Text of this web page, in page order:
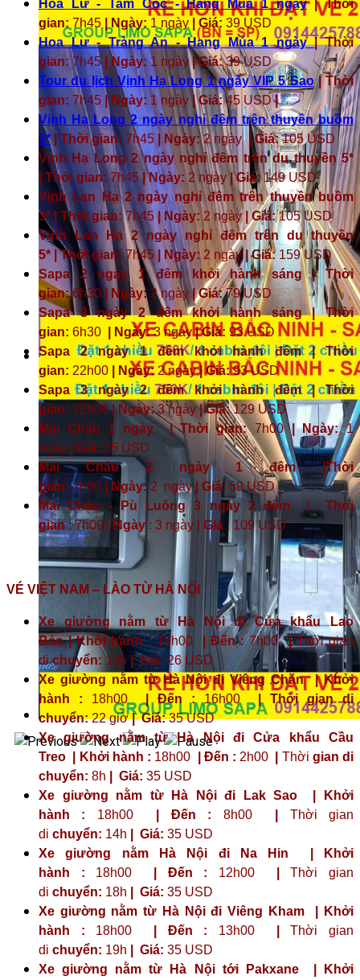
Hoa Lư - Tam Cốc - Hang Múa 1 ngày| Thời
gian: 7h45 | Ngày: 1 ngày | Giá: 39 USD
Hoa Lư - Tràng An - Hang Múa 1 ngày| Thời
gian:7h45 | Ngày:1 ngày| Giá:39 USD
Tour du lịch Vịnh Hạ Long 1 ngày VIP 5 Sao| Thời
gian: 7h45 | Ngày: 1 ngày | Giá:45 USD|
Vịnh Hạ Long 2 ngày nghỉ đêm trên thuyền buồm
3*| Thời gian: 7h45 | Ngày:2 ngày| Giá:105 USD
Vịnh Hạ Long 2 ngày nghỉ đêm trên du thuyền 5*
| Thời gian:7h45 | Ngày:2 ngày| Giá:149 USD
Vịnh Lan Hạ 2 ngày nghỉ đêm trên thuyền buồm
3* | Thời gian:7h45| Ngày:2 ngày| Giá:105 USD
Vịnh Lan Hạ 2 ngày nghỉ đêm trên du thuyền
5* | Thời gian:7h45| Ngày:2 ngày| Giá:159 USD
Sapa 2 ngày 1 đêm khởi hành sáng | Thời
gian:6h30 | Ngày: 2 ngày| Giá:79 USD
Sapa 3 ngày 2 đêm khởi hành sáng | Thời
gian: 6h30 | Ngày:3 ngày| Giá: 93 USD
Sapa 2 ngày 1 đêm khởi hành đêm | Thời
gian: 22h00 | Ngày:2 ngày| Giá:93 USD
Sapa 3 ngày 2 đêm khởi hành đêm | Thời
gian: 22h00| Ngày:3 ngày| Giá:129 USD
Mai Châu 1 ngày | Thời gian:7h00 | Ngày:1
ngày
| Giá: 35 USD
Mai Châu 2 ngày 1 đêm |Thời
gian:7h00 | Ngày: 2 ngày Giá: 59 USD
Mai Châu - Pù Luông 3 ngày 2 đêm
Thời
gian: 7h00 | Ngày : 3 ngày | Giá : 109 USD
VÉ VIỆT NAM – LÀO TỪ HÀ NỘI
Xe giường nằm từ Hà Nội đi Cửa khẩu Lao
Bảo | Khởi hành :18h00| Đến :7h00|Thời gian
dichuyển: 13h |Giá: 26 USD
Xe giường nằm từ Hà Nội đi Viêng Chăn | Khởi
hành : 18h00| Đến :16h00 | Thời gian di
chuyển:22 giờ| Giá:35 USD
Xe giường nằm từ Hà Nội đi Cửa khẩu Cầu
Treo | Khởi hành : 18h00 | Đến : 2h00 Thời gian di
chuyển: 8h Giá: 35 USD
Xe giường nằm từ Hà Nội đi Lak Sao | Khởi
hành : 18h00| Đến : 8h00| Thời gian
di chuyển: 14h Giá: 35 USD
Xe giường nằm Hà Nội đi Na Hin | Khởi
hành : 18h00 | Đến : 12h00|Thời gian
di chuyển: 18h Giá: 35 USD
Xe giường nằm từ Hà Nội đi Viêng Kham | Khởi
hành : 18h00 | Đến : 13h00|Thời gian
di chuyển: 19h Giá: 35 USD
Xe giường nằm từ Hà Nội tới Pakxane | Khởi